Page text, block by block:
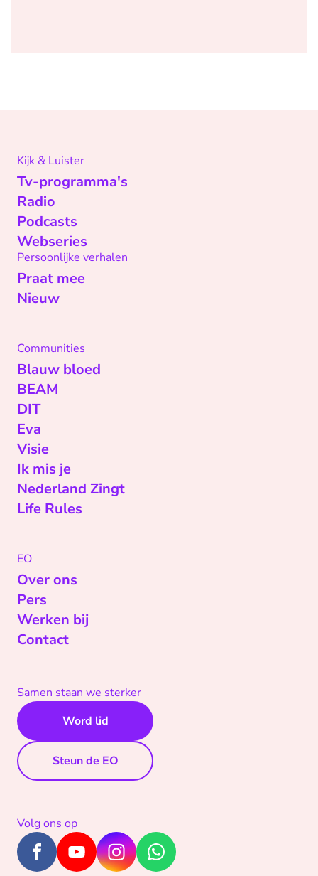
Kijk & Luister
Tv-programma's
Radio
Podcasts
Webseries
Persoonlijke verhalen
Praat mee
Nieuw
Communities
Blauw bloed
BEAM
DIT
Eva
Visie
Ik mis je
Nederland Zingt
Life Rules
EO
Over ons
Pers
Werken bij
Contact
Samen staan we sterker
Word lid
Steun de EO
Volg ons op